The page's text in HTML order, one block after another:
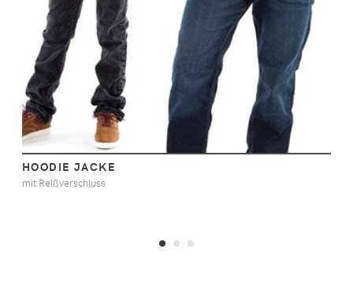
HOODIE JACKE
mit Reißverschluss